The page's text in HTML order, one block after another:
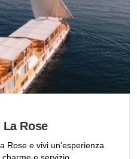
Rose
Rose e vivi un'esperienza